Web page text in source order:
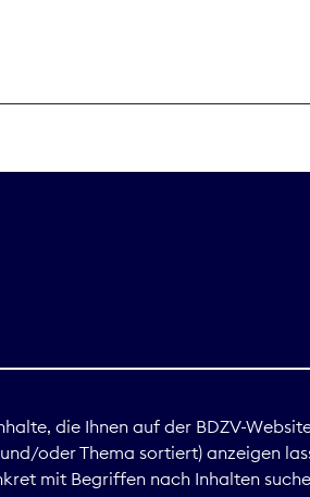
GmbH
die Ihnen auf der BDZV-
oder Thema sortiert) anzeigen
mit Begriffen nach Inhalten